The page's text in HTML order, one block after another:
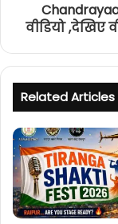
वीडियो ,देखिए
Related Articles